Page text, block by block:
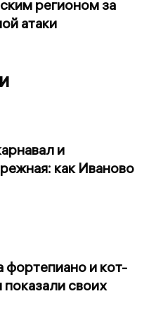
регионом за
атаки
и
как Иваново
фортепиано и кот-
своих